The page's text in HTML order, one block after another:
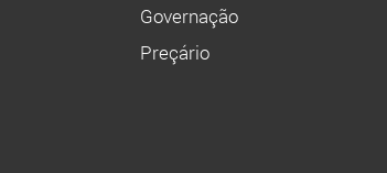
Governação
Preçário